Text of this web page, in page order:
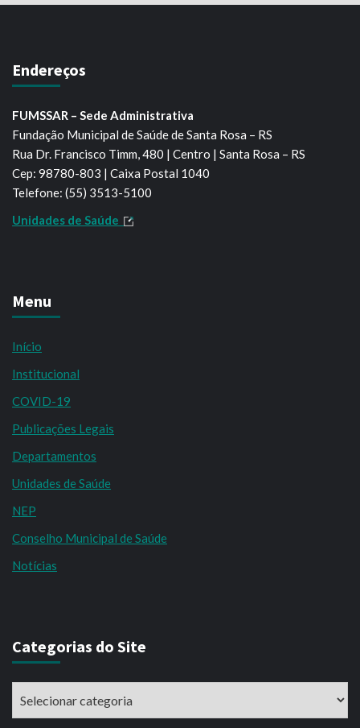
Endereços
FUMSSAR – Sede Administrativa
Fundação Municipal de Saúde de Santa Rosa – RS
Rua Dr. Francisco Timm, 480 | Centro | Santa Rosa – RS
Cep: 98780-803 | Caixa Postal 1040
Telefone: (55) 3513-5100
Unidades de Saúde
Menu
Início
Institucional
COVID-19
Publicações Legais
Departamentos
Unidades de Saúde
NEP
Conselho Municipal de Saúde
Notícias
Categorias do Site